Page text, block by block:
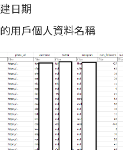
日期
用戶個人資料名稱